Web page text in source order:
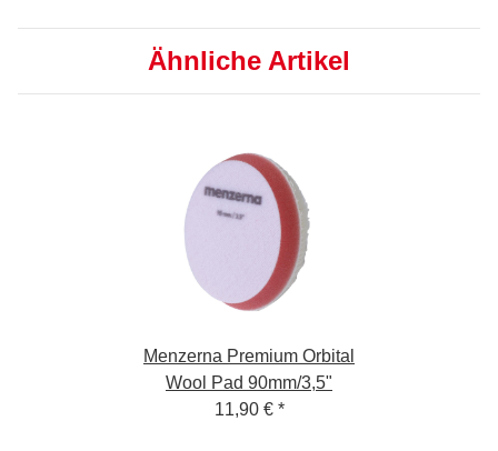
Ähnliche Artikel
Menzerna Premium Orbital
Wool Pad 90mm/3,5"
11,90 € *